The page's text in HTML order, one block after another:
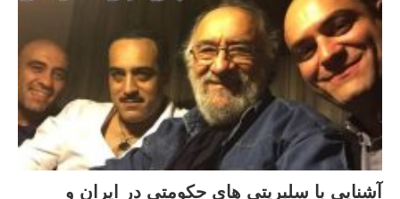
آشنایی با سلبریتی های حکومتی در ایران و